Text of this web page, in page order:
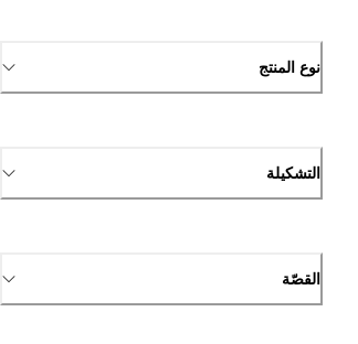
نوع المنتج
التشكيلة
القصّة